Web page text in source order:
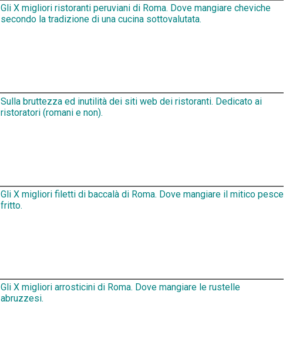
Gli X migliori ristoranti peruviani di Roma. Dove mangiare cheviche
secondo la tradizione di una cucina sottovalutata.
Sulla bruttezza ed inutilità dei siti web dei ristoranti. Dedicato ai
ristoratori (romani e non).
Gli X migliori filetti di baccalà di Roma. Dove mangiare il mitico pesce
fritto.
Gli X migliori arrosticini di Roma. Dove mangiare le rustelle
abruzzesi.